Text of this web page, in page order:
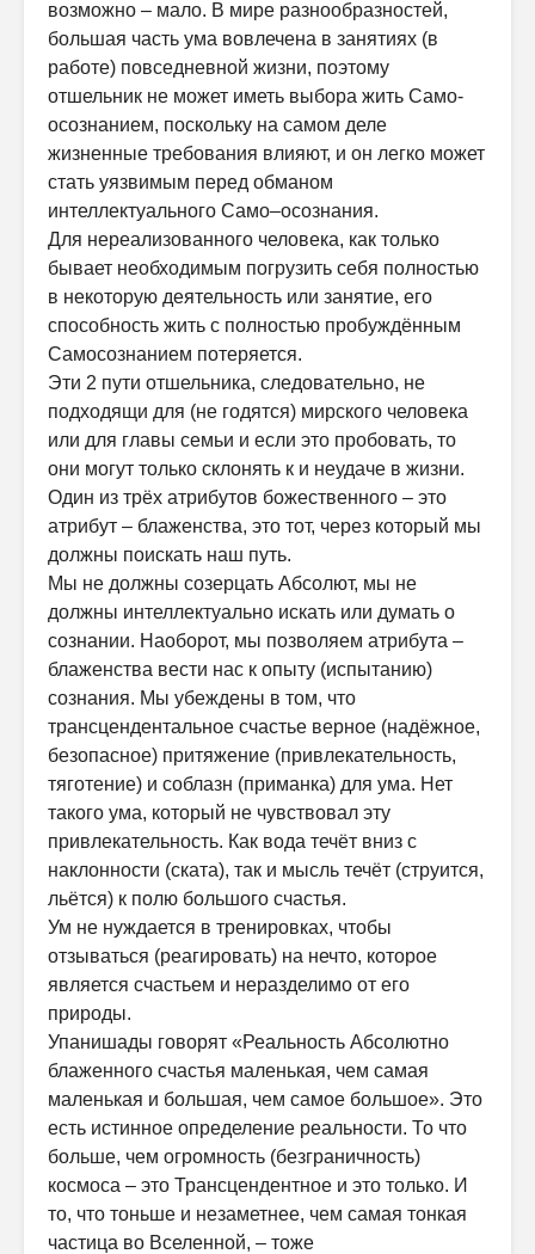
возможно – мало. В мире разнообразностей,
большая часть ума вовлечена в занятиях (в
работе) повседневной жизни, поэтому
отшельник не может иметь выбора жить Само-
осознанием, поскольку на самом деле
жизненные требования влияют, и он легко может
стать уязвимым перед обманом
интеллектуального Само–осознания.
Для нереализованного человека, как только
бывает необходимым погрузить себя полностью
в некоторую деятельность или занятие, его
способность жить с полностью пробуждённым
Самосознанием потеряется.
Эти 2 пути отшельника, следовательно, не
подходящи для (не годятся) мирского человека
или для главы семьи и если это пробовать, то
они могут только склонять к и неудаче в жизни.
Один из трёх атрибутов божественного – это
атрибут – блаженства, это тот, через который мы
должны поискать наш путь.
Мы не должны созерцать Абсолют, мы не
должны интеллектуально искать или думать о
сознании. Наоборот, мы позволяем атрибута –
блаженства вести нас к опыту (испытанию)
сознания. Мы убеждены в том, что
трансцендентальное счастье верное (надёжное,
безопасное) притяжение (привлекательность,
тяготение) и соблазн (приманка) для ума. Нет
такого ума, который не чувствовал эту
привлекательность. Как вода течёт вниз с
наклонности (ската), так и мысль течёт (струится,
льётся) к полю большого счастья.
Ум не нуждается в тренировках, чтобы
отзываться (реагировать) на нечто, которое
является счастьем и неразделимо от его
природы.
Упанишады говорят «Реальность Абсолютно
блаженного счастья маленькая, чем самая
маленькая и большая, чем самое большое». Это
есть истинное определение реальности. То что
больше, чем огромность (безграничность)
космоса – это Трансцендентное и это только. И
то, что тоньше и незаметнее, чем самая тонкая
частица во Вселенной, – тоже